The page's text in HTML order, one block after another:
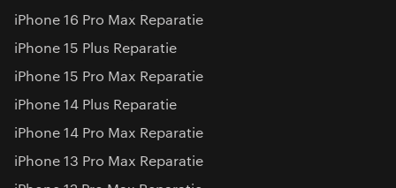
iPhone 16 Pro Max Reparatie
iPhone 15 Plus Reparatie
iPhone 15 Pro Max Reparatie
iPhone 14 Plus Reparatie
iPhone 14 Pro Max Reparatie
iPhone 13 Pro Max Reparatie